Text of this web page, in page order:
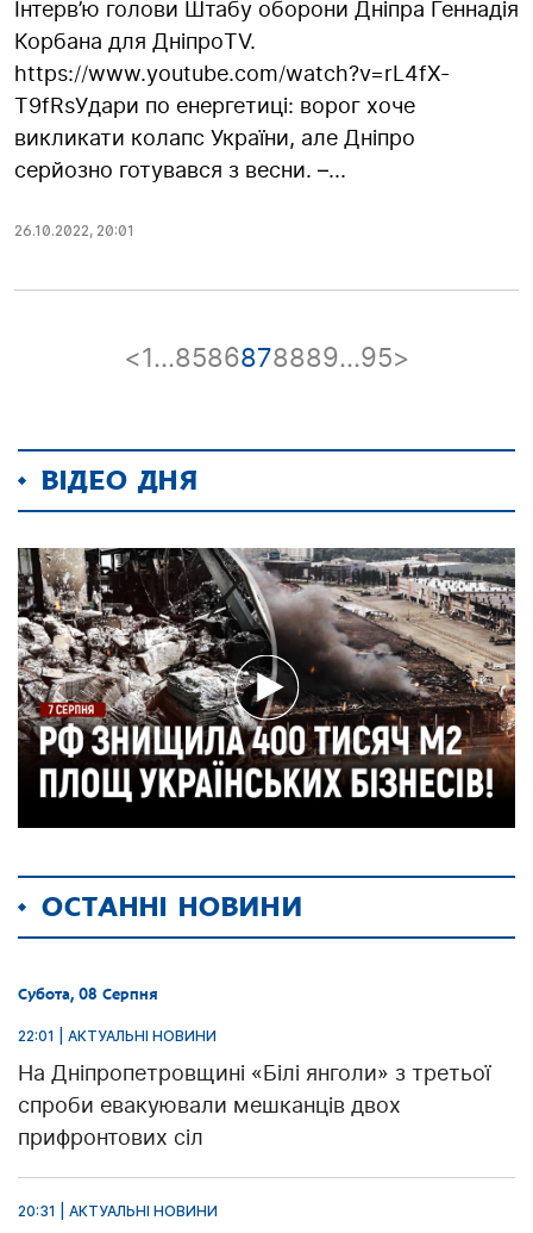
Інтерв’ю голови Штабу оборони Дніпра Геннадія
Корбана для ДніпроTV.
https://www.youtube.com/watch?v=rL4fX-
T9fRsУдари по енергетиці: ворог хоче
викликати колапс України, але Дніпро
серйозно готувався з весни. –...
26.10.2022, 20:01
<1…8586878889…95>
ВІДЕО ДНЯ
ОСТАННІ НОВИНИ
Субота, 08 Серпня
22:01 | АКТУАЛЬНІ НОВИНИ
На Дніпропетровщині «Білі янголи» з третьої
спроби евакуювали мешканців двох
прифронтових сіл
20:31 | АКТУАЛЬНІ НОВИНИ